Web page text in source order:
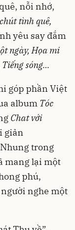
nỗi nhớ,
tình quê,
yêu say đắm
ngày, Họa mi
sóng…
góp phần Việt
album Tóc
Chat với
giản
trong
mang lại một
phú,
nghe một